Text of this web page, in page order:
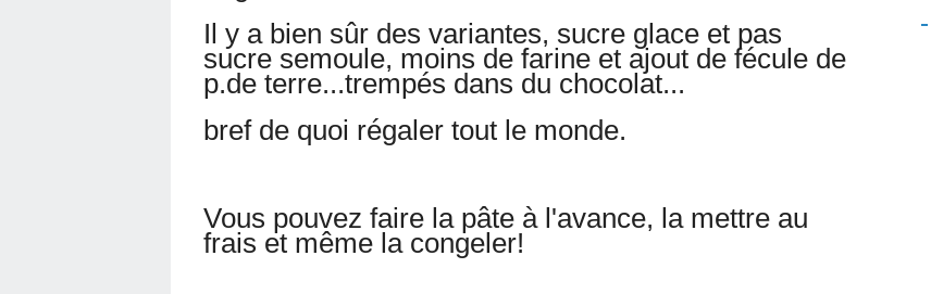
Il y a bien sûr des variantes, sucre glace et pas
sucre semoule, moins de farine et ajout de fécule de
p.de terre...trempés dans du chocolat...
bref de quoi régaler tout le monde.
Vous pouvez faire la pâte à l'avance, la mettre au
frais et même la congeler!